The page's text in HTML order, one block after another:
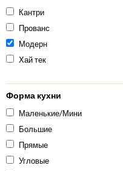
Кантри
Прованс
Модерн
Хай тек
Форма кухни
Маленькие/Мини
Большие
Прямые
Угловые